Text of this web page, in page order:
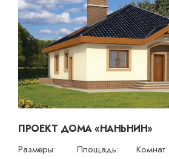
ПРОЕКТ ДОМА «НАНЬНИН»
Размеры:
Площадь:
Комнат: